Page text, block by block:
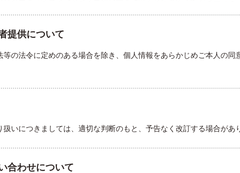
提供について
等の法令に定めのある場合を除き、個人情報をあらかじめご本人の同
扱いにつきましては、適切な判断のもと、予告なく改訂する場合があ
合わせについて